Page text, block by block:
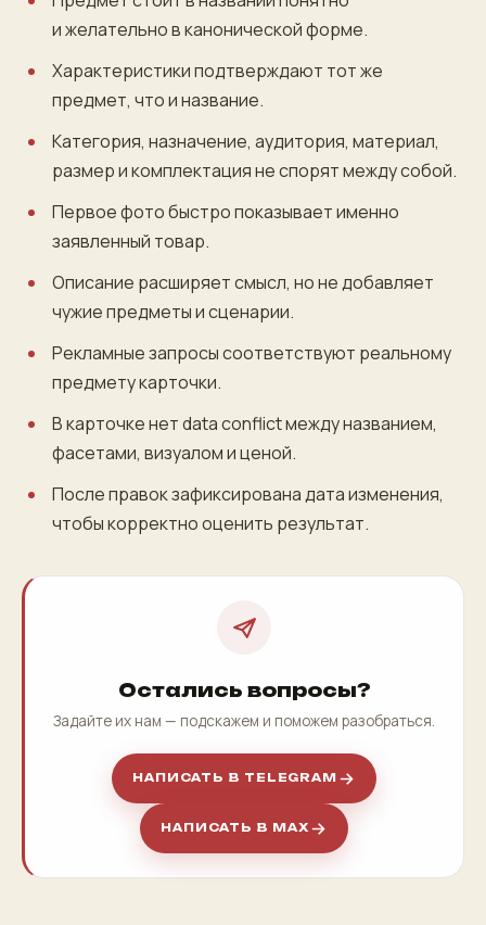
и желательно в канонической форме.
Характеристики подтверждают тот же
предмет, что и название.
Категория, назначение, аудитория, материал,
размер и комплектация не спорят между собой.
Первое фото быстро показывает именно
заявленный товар.
Описание расширяет смысл, но не добавляет
чужие предметы и сценарии.
Рекламные запросы соответствуют реальному
предмету карточки.
В карточке нет data conflict между названием,
фасетами, визуалом и ценой.
После правок зафиксирована дата изменения,
чтобы корректно оценить результат.
Остались вопросы?
Задайте их нам — подскажем и поможем разобраться.
НАПИСАТЬ В TELEGRAM
НАПИСАТЬ В MAX